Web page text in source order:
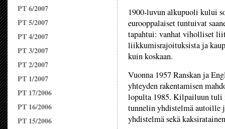
PT 6/2007
PT 5/2007
PT 4/2007
PT 3/2007
PT 2/2007
PT 1/2007
PT 17/2006
PT 16/2006
PT 15/2006
1900-luvun alkupuoli kului
eurooppalaiset tuntuivat
tapahtui: vanhat viholliset
liikkumisrajoituksista ja
kuin koskaan.
Vuonna 1957 Ranskan ja
yhteyden rakentamisen
lopulta 1985. Kilpailuun tuli
tunnelin yhdistelmä autoille
yhdistelmä sekä